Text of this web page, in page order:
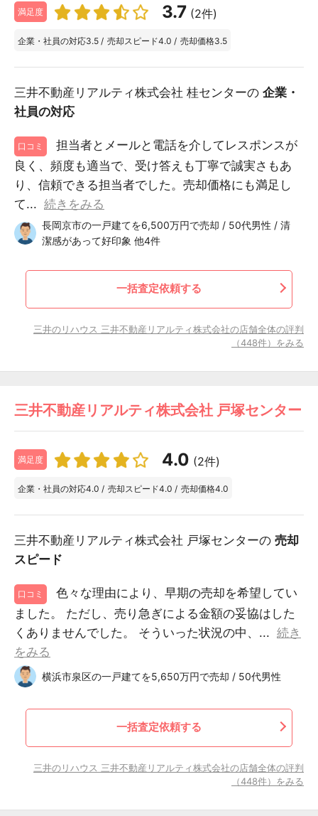
満足度 3.7 (2件)
企業・社員の対応3.5 / 売却スピード4.0 / 売却価格3.5
三井不動産リアルティ株式会社 桂センターの 企業・
社員の対応
口コミ
担当者とメールと電話を介してレスポンスが
良く、頻度も適当で、受け答えも丁寧で誠実さもあ
り、信頼できる担当者でした。売却価格にも満足し
て... 続きをみる
長岡京市の一戸建てを6,500万円で売却 / 50代男性 / 清
潔感があって好印象 他4件
一括査定依頼する
三井のリハウス 三井不動産リアルティ株式会社の店舗全体の評判
（448件）をみる
三井不動産リアルティ株式会社 戸塚センター
満足度 4.0 (2件)
企業・社員の対応4.0 / 売却スピード4.0 / 売却価格4.0
三井不動産リアルティ株式会社 戸塚センターの 売却
スピード
口コミ
色々な理由により、早期の売却を希望してい
ました。 ただし、売り急ぎによる金額の妥協はした
くありませんでした。 そういった状況の中、... 続き
をみる
横浜市泉区の一戸建てを5,650万円で売却 / 50代男性
一括査定依頼する
三井のリハウス 三井不動産リアルティ株式会社の店舗全体の評判
（448件）をみる